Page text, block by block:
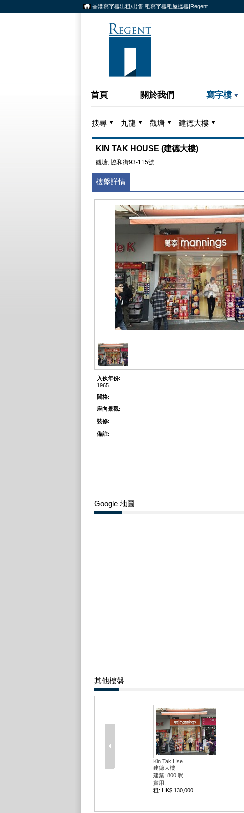
香港寫字樓出租/出售|租寫字樓租屋搵樓|Regent
首頁 關於我們 寫字樓
搜尋 九龍 觀塘 建德大樓
KIN TAK HOUSE (建德大樓)
觀塘, 協和街93-115號
樓盤詳情
入伙年份:
1965
間格:
座向景觀:
裝修:
備註:
Google 地圖
其他樓盤
Kin Tak Hse
建德大樓
建築: 800 呎
實用: --
租: HK$ 130,000